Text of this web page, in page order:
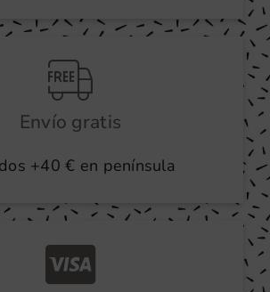
Envío gratis
+40 € en península